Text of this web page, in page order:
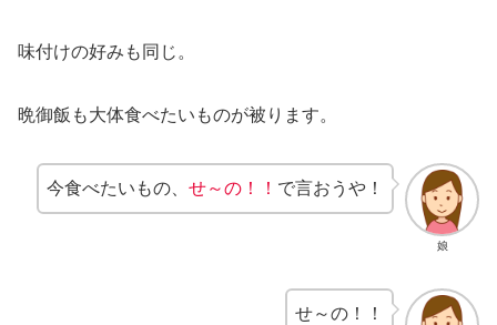
味付けの好みも同じ。
晩御飯も大体食べたいものが被ります。
娘
今食べたいもの、せ～の！！ で言おうや！
せ～の！！